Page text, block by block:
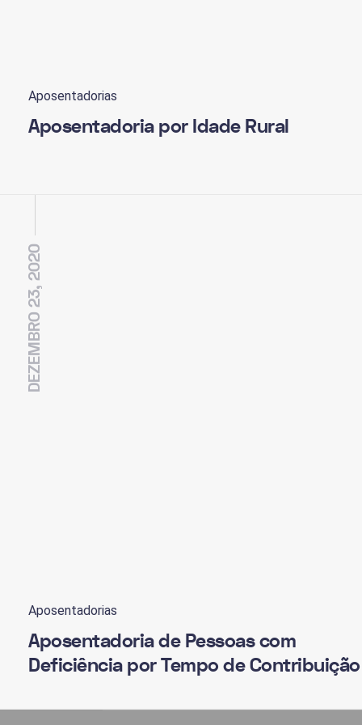
Aposentadorias
Aposentadoria por Idade Rural
DEZEMBRO 23, 2020
Aposentadorias
Aposentadoria de Pessoas com
Deficiência por Tempo de Contribuição